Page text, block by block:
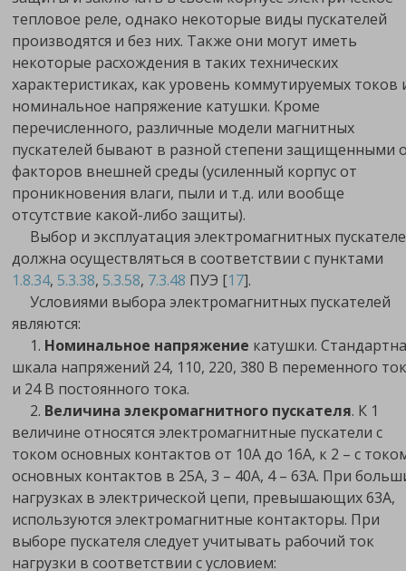
тепловое реле, однако некоторые виды пускателей
производятся и без них. Также они могут иметь
некоторые расхождения в таких технических
характеристиках, как уровень коммутируемых токов
номинальное напряжение катушки. Кроме
перечисленного, различные модели магнитных
пускателей бывают в разной степени защищенными
факторов внешней среды (усиленный корпус от
проникновения влаги, пыли и т.д. или вообще
отсутствие какой-либо защиты).
Выбор и эксплуатация электромагнитных
должна осуществляться в соответствии с пунктами
1.8.34, 5.3.38, 5.3.58, 7.3.48 ПУЭ [17].
Условиями выбора электромагнитных пускателей
являются:
1. Номинальное напряжение катушки.
шкала напряжений 24, 110, 220, 380 В переменного
и 24 В постоянного тока.
2. Величина элекромагнитного пускателя. К 1
величине относятся электромагнитные пускатели с
током основных контактов от 10А до 16А, к 2 – с
основных контактов в 25А, 3 – 40А, 4 – 63А. При
нагрузках в электрической цепи, превышающих 63А,
используются электромагнитные контакторы. При
выборе пускателя следует учитывать рабочий ток
нагрузки в соответствии с условием: